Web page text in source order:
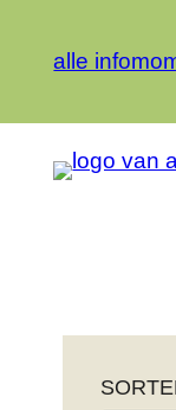
naar
alle